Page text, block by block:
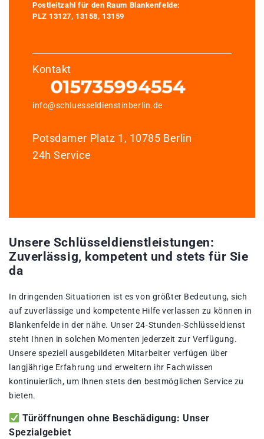
Postleitzahl für den Raum Blankenfelde:
PLZ 13127, 13158, 13159
Kontakt
info@schluesseldienstinberlin.de
Potsdamer Platz 1, 10785 Berlin
24h Service
Unsere Schlüsseldienstleistungen:
Zuverlässig, kompetent und stets für Sie
da
In dringenden Situationen ist es von größter Bedeutung, sich
auf zuverlässige und kompetente Hilfe verlassen zu können in
Blankenfelde in der nähe. Unser 24-Stunden-Schlüsseldienst
steht Ihnen in solchen Momenten jederzeit zur Verfügung.
Unsere speziell ausgebildeten Mitarbeiter verfügen über
langjährige Erfahrung und erweitern ihr Fachwissen
kontinuierlich, um Ihnen stets den bestmöglichen Service zu
bieten.
Türöffnungen ohne Beschädigung: Unser
Spezialgebiet